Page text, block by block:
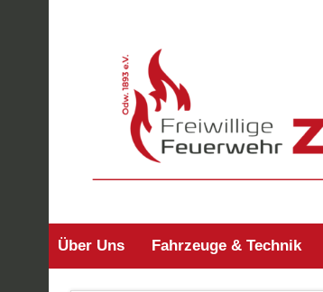
Über Uns Fahrzeuge & Technik